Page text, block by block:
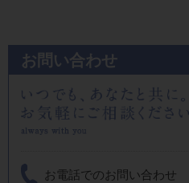
お問い合わせ
お電話でのお問い合わせ